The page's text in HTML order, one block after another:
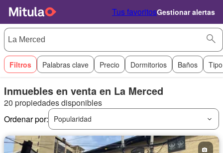
Tus favoritosGestionar alertas
Filtros Palabras clave Precio Dormitorios Baños
Inmuebles en venta en La Merced
20 propiedades disponibles
Ordenar por:
Popularidad